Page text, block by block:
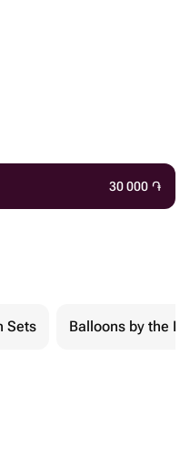
30 000 ֏
Sets Balloons by the